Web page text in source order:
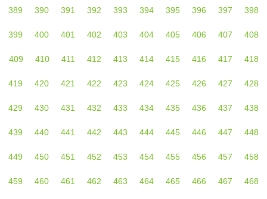
389 390 391 392 393 394 395 396 397 398
399 400 401 402 403 404 405 406 407 408
409 410 411 412 413 414 415 416 417 418
419 420 421 422 423 424 425 426 427 428
429 430 431 432 433 434 435 436 437 438
439 440 441 442 443 444 445 446 447 448
449 450 451 452 453 454 455 456 457 458
459 460 461 462 463 464 465 466 467 468